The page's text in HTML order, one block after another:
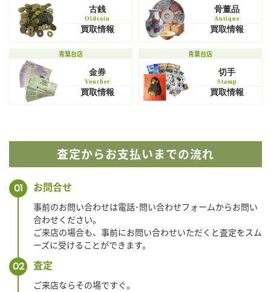
古銭
Oldcoin
買取情報
骨董品
Antique
買取情報
青葉台店
金券
Voucher
買取情報
青葉台店
切手
Stamp
買取情報
査定からお支払いまでの流れ
01 お問合せ
事前のお問い合わせは電話･問い合わせフォームからお問い
合わせください。
ご来店の場合も、事前にお問い合わせいただくと査定をスム
ーズに受けることができます。
02 査定
ご来店ならその場ですぐ。